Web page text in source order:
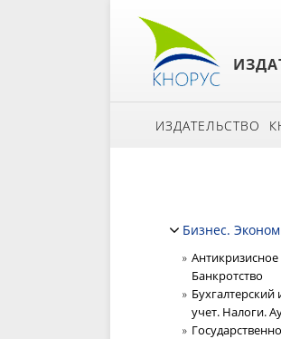
ИЗДАТЕЛЬСТВО
Бизнес.
Банкротство
учет. Налоги.